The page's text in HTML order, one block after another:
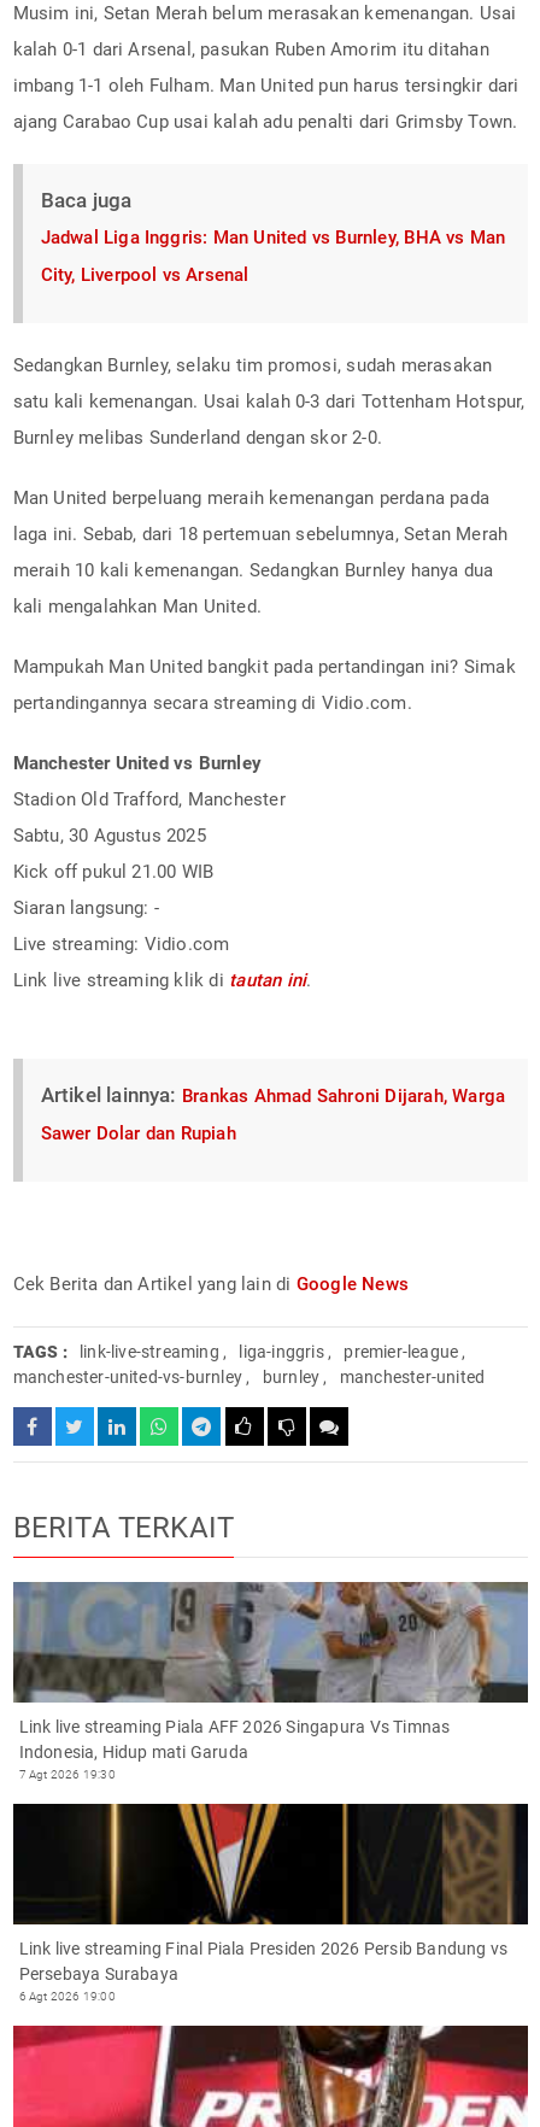
Musim ini, Setan Merah belum merasakan kemenangan. Usai
kalah 0-1 dari Arsenal, pasukan Ruben Amorim itu ditahan
imbang 1-1 oleh Fulham. Man United pun harus tersingkir dari
ajang Carabao Cup usai kalah adu penalti dari Grimsby Town.
Baca juga
Jadwal Liga Inggris: Man United vs Burnley, BHA vs Man
City, Liverpool vs Arsenal
Sedangkan Burnley, selaku tim promosi, sudah merasakan
satu kali kemenangan. Usai kalah 0-3 dari Tottenham Hotspur,
Burnley melibas Sunderland dengan skor 2-0.
Man United berpeluang meraih kemenangan perdana pada
laga ini. Sebab, dari 18 pertemuan sebelumnya, Setan Merah
meraih 10 kali kemenangan. Sedangkan Burnley hanya dua
kali mengalahkan Man United.
Mampukah Man United bangkit pada pertandingan ini? Simak
pertandingannya secara streaming di Vidio.com.
Manchester United vs Burnley
Stadion Old Trafford, Manchester
Sabtu, 30 Agustus 2025
Kick off pukul 21.00 WIB
Siaran langsung: -
Live streaming: Vidio.com
Link live streaming klik di tautan ini.
Artikel lainnya: Brankas Ahmad Sahroni Dijarah, Warga
Sawer Dolar dan Rupiah
Cek Berita dan Artikel yang lain di Google News
TAGS : link-live-streaming , liga-inggris, premier-league ,
manchester-united-vs-burnley , burnley , manchester-united
BERITA TERKAIT
Link live streaming Piala AFF 2026 Singapura Vs Timnas
Indonesia, Hidup mati Garuda
7 Agt 2026 19:30
Link live streaming Final Piala Presiden 2026 Persib Bandung vs
Persebaya Surabaya
6 Agt 2026 19:00